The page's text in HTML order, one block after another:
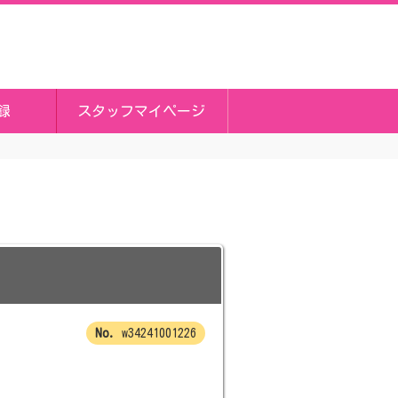
スタッフマイページ
w34241001226